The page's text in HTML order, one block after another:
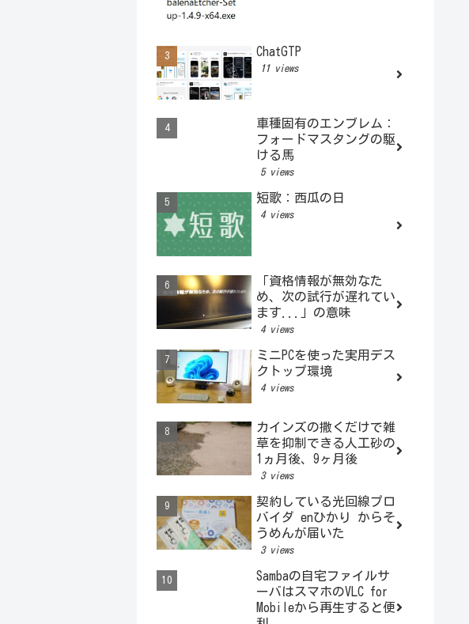
ChatGTP
11 views
車種固有のエンブレム：
フォードマスタングの駆
ける馬
5 views
短歌：西瓜の日
4 views
「資格情報が無効なた
め、次の試行が遅れてい
ます...」の意味
4 views
ミニPCを使った実用デス
クトップ環境
4 views
カインズの撒くだけで雑
草を抑制できる人工砂の
1ヵ月後、9ヶ月後
3 views
契約している光回線プロ
バイダ enひかり からそ
うめんが届いた
3 views
Sambaの自宅ファイルサ
ーバはスマホのVLC for
Mobileから再生すると便